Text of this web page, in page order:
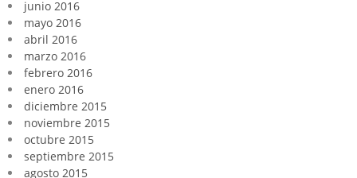
junio 2016
mayo 2016
abril 2016
marzo 2016
febrero 2016
enero 2016
diciembre 2015
noviembre 2015
octubre 2015
septiembre 2015
agosto 2015